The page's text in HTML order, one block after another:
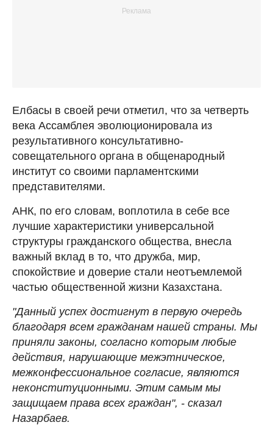
Елбасы в своей речи отметил, что за четверть
века Ассамблея эволюционировала из
результативного консультативно-
совещательного органа в общенародный
институт со своими парламентскими
представителями.
АНК, по его словам, воплотила в себе все
лучшие характеристики универсальной
структуры гражданского общества, внесла
важный вклад в то, что дружба, мир,
спокойствие и доверие стали неотъемлемой
частью общественной жизни Казахстана.
"Данный успех достигнут в первую очередь
благодаря всем гражданам нашей страны. Мы
приняли законы, согласно которым любые
действия, нарушающие межэтническое,
межконфессиональное согласие, являются
неконституционными. Этим самым мы
защищаем права всех граждан", - сказал
Назарбаев.